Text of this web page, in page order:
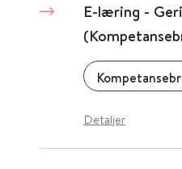
E-læring -
Detaljer